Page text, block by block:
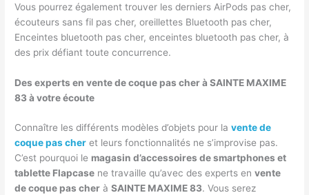
Vous pourrez également trouver les derniers AirPods pas cher,
écouteurs sans fil pas cher, oreillettes Bluetooth pas cher,
Enceintes bluetooth pas cher, enceintes bluetooth pas cher, à
des prix défiant toute concurrence.
Des experts en vente de coque pas cher à SAINTE MAXIME
83 à votre écoute
Connaître les différents modèles d’objets pour lavente de
coque pas cher et leurs fonctionnalités ne s’improvise pas.
C’est pourquoi le magasin d’accessoires de smartphones et
tablette Flapcase ne travaille qu’avec des experts envente
de coque pas cher àSAINTE MAXIME 83. Vous serez